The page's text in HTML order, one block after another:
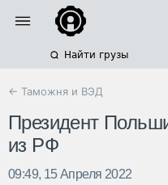
Найти грузы
← Таможня и ВЭД
Президент
из РФ
09:49, 15 Апреля 2022